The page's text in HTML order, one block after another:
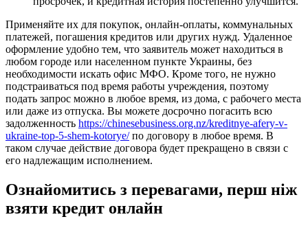
Применяйте их для покупок, онлайн-оплаты, коммунальных
платежей, погашения кредитов или других нужд. Удаленное
оформление удобно тем, что заявитель может находиться в
любом городе или населенном пункте Украины, без
необходимости искать офис МФО. Кроме того, не нужно
подстраиваться под время работы учреждения, поэтому
подать запрос можно в любое время, из дома, с рабочего места
или даже из отпуска. Вы можете досрочно погасить всю
задолженность https://chinesebusiness.org.nz/kreditnye-afery-v-
ukraine-top-5-shem-kotorye/по договору в любое время. В
таком случае действие договора будет прекращено в связи с
его надлежащим исполнением.
Ознайомитись з перевагами, перш ніж
взяти кредит онлайн